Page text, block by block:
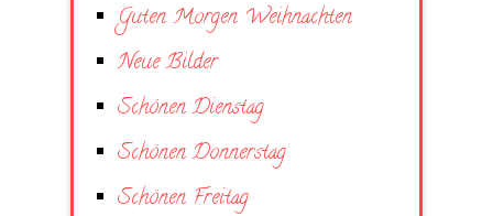
Guten Morgen Weihnachten
Neue Bilder
Schönen Dienstag
Schönen Donnerstag
Schönen Freitag